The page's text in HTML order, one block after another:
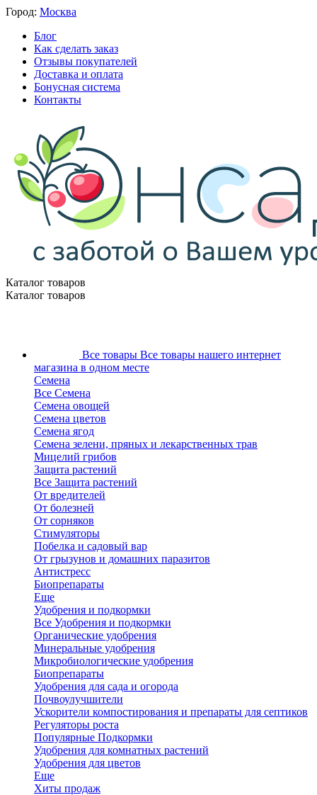
Город: Москва
Блог
Как сделать заказ
Отзывы покупателей
Доставка и оплата
Бонусная система
Контакты
Каталог товаров
Каталог товаров
Все товары Все товары нашего интернет
магазина в одном месте
Семена
Все Семена
Семена овощей
Семена цветов
Семена ягод
Семена зелени, пряных и лекарственных трав
Мицелий грибов
Защита растений
Все Защита растений
От вредителей
От болезней
От сорняков
Стимуляторы
Побелка и садовый вар
От грызунов и домашних паразитов
Антистресс
Биопрепараты
Еще
Удобрения и подкормки
Все Удобрения и подкормки
Органические удобрения
Минеральные удобрения
Микробиологические удобрения
Биопрепараты
Удобрения для сада и огорода
Почвоулучшители
Ускорители компостирования и препараты для септиков
Регуляторы роста
Популярные Подкормки
Удобрения для комнатных растений
Удобрения для цветов
Еще
Хиты продаж